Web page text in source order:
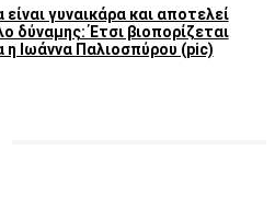
είναι γυναικάρα και αποτελεί
δύναμης: Έτσι βιοπορίζεται
η Ιωάννα Παλιοσπύρου (pic)